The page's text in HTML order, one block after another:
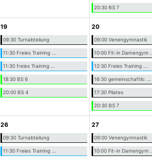
20:30 BS 7
19
09:30 Turnabteilung
11:30 Freies Training ...
11:30 freies Training ...
18:30 BS 6
20:00 BS 4
20
09:00 Venengymnastik
10:00 Fit-in Damengym ...
12:30 Freies Training ...
16:30 gemeinschaftlic ...
17:30 Pilates
20:30 BS 7
26
09:30 Turnabteilung
11:30 Freies Training ...
27
09:00 Venengymnastik
10:00 Fit-in Damengym ...